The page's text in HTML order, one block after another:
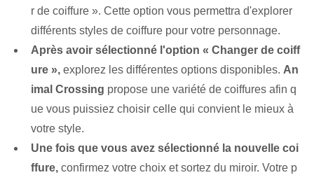
r de coiffure ». Cette option vous permettra d'explorer
différents styles de coiffure pour votre personnage.
Après avoir sélectionné l'option « Changer de coiff
ure », explorez les différentes options disponibles. An
imal Crossing propose une variété de coiffures afin q
ue vous puissiez choisir celle qui convient le mieux à
votre style.
Une fois que vous avez sélectionné la nouvelle coi
ffure, confirmez votre choix et sortez du miroir. Votre p